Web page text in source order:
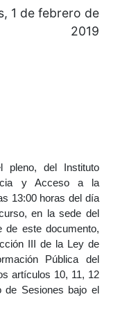
1 de febrero de
2019
pleno, del Instituto
y Acceso a la
13:00 horas del día
en la sede del
de este documento,
III de la Ley de
Pública del
artículos 10, 11, 12
de Sesiones bajo el